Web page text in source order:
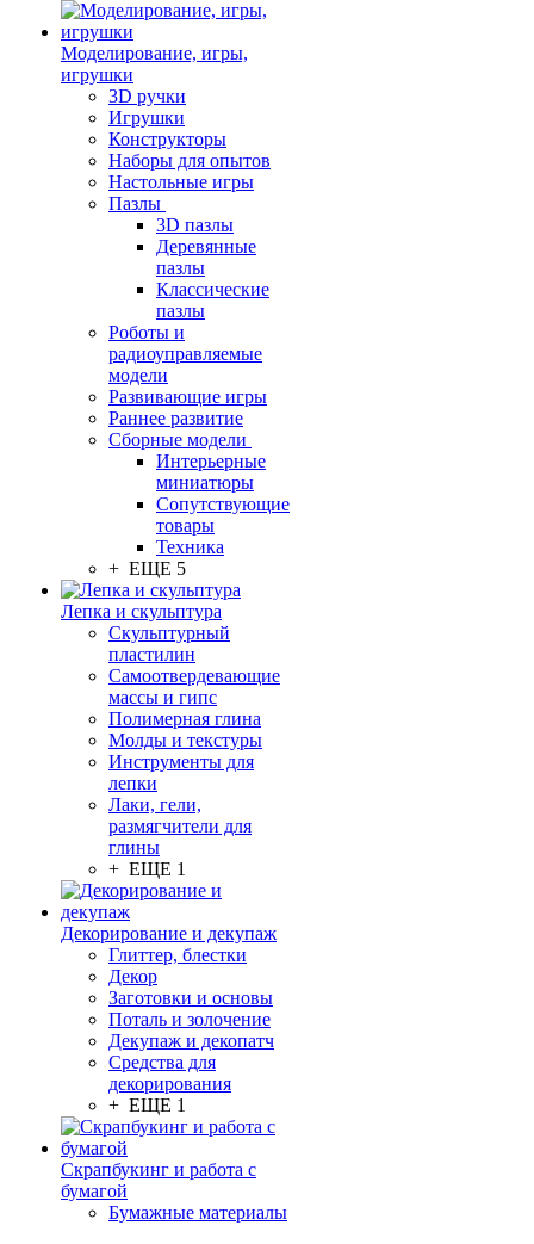
Моделирование, игры,
игрушки
3D ручки
Игрушки
Конструкторы
Наборы для опытов
Настольные игры
Пазлы
3D пазлы
Деревянные
пазлы
Классические
пазлы
Роботы и
радиоуправляемые
модели
Развивающие игры
Раннее развитие
Сборные модели
Интерьерные
миниатюры
Сопутствующие
товары
Техника
+ ЕЩЕ 5
Лепка и скульптура
Скульптурный
пластилин
Самоотвердевающие
массы и гипс
Полимерная глина
Молды и текстуры
Инструменты для
лепки
Лаки, гели,
размягчители для
глины
+ ЕЩЕ 1
Декорирование и декупаж
Глиттер, блестки
Декор
Заготовки и основы
Поталь и золочение
Декупаж и декопатч
Средства для
декорирования
+ ЕЩЕ 1
Скрапбукинг и работа с
бумагой
Бумажные материалы